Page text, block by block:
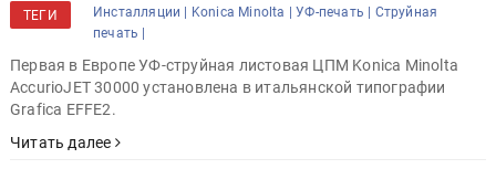
ТЕГИ Инсталляции | Konica Minolta | УФ-печать |
Струйная
печать |
Первая в Европе УФ-струйная листовая ЦПМ Konica Minolta
AccurioJET 30000 установлена в итальянской типографии
Grafica EFFE2.
Читать далее